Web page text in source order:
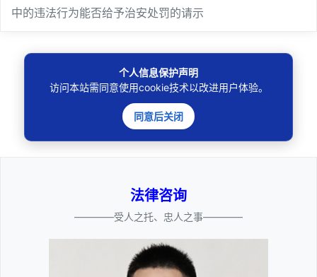
中的违法行为能否给予治安处罚的请示
法律咨询
————受人之托、忠人之事————
个人信息保护声明
访问本站需同意使用cookie技术以改进用户体验。
同意后关闭